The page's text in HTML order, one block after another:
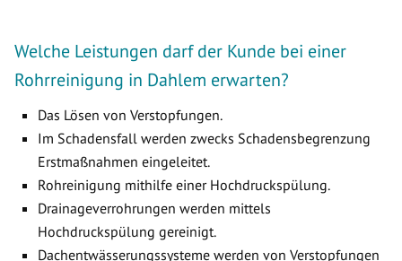
Welche Leistungen darf der Kunde bei einer
Rohrreinigung in Dahlem erwarten?
Das Lösen von Verstopfungen.
Im Schadensfall werden zwecks Schadensbegrenzung
Erstmaßnahmen eingeleitet.
Rohreinigung mithilfe einer Hochdruckspülung.
Drainageverrohrungen werden mittels
Hochdruckspülung gereinigt.
Dachentwässerungssysteme werden von Verstopfungen